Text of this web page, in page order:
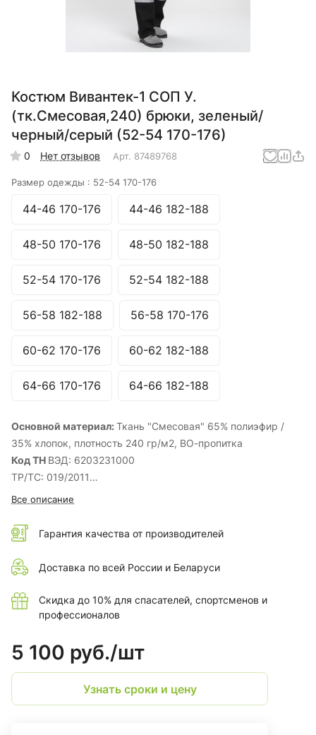
Костюм Вивантек-1 СОП У.
(тк.Смесовая,240) брюки, зеленый/
черный/серый (52-54 170-176)
0 Нет отзывов Арт. 87489768
Размер одежды : 52-54 170-176
44-46 170-176 44-46 182-188
48-50 170-176 48-50 182-188
52-54 170-176 52-54 182-188
56-58 182-188 56-58 170-176
60-62 170-176 60-62 182-188
64-66 170-176 64-66 182-188
Основной материал:Ткань "Смесовая" 65% полиэфир /
35% хлопок, плотность 240 гр/м2, ВО-пропитка
Код ТН ВЭД: 6203231000
ТР/ТС: 019/2011
ГОСТ:
12.4.280-2014
Вид центральной застежки (куртка):
Закрытая (молния/
планка на кнопках)
Наличие СОП:
Вес
Сезонность:Лето
Все описание
Гарантия качества от производителей
Доставка по всей России и Беларуси
Скидка до 10% для спасателей, спортсменов и
профессионалов
5 100 руб./шт
Узнать сроки и цену